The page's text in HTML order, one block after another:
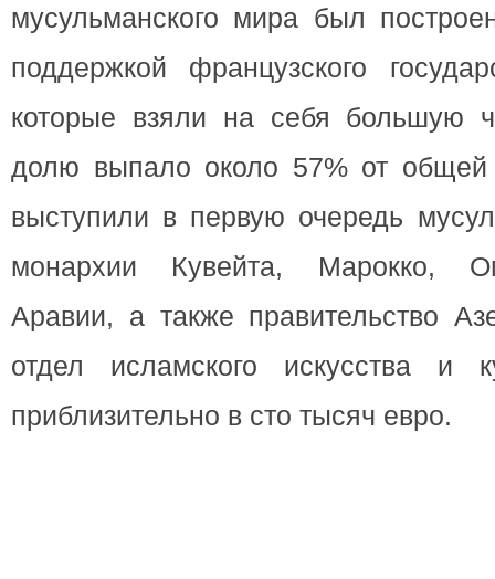
мусульманского мира был
поддержкой французского
которые взяли на себя большую
долю выпало около 57% от
выступили в первую очередь
монархии Кувейта, Марокко,
Аравии, а также правительство
отдел исламского искусства и
приблизительно в сто тысяч евро.